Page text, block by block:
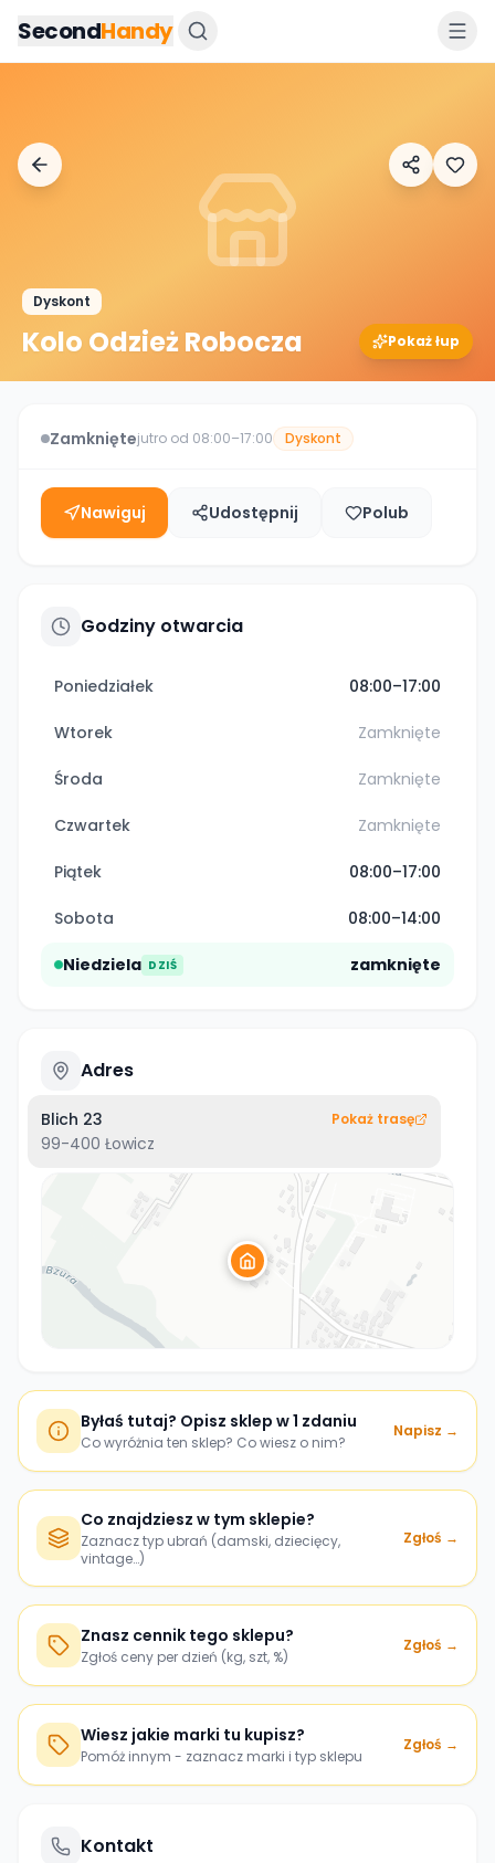
SecondHandy
Dyskont
Kolo Odzież Robocza Pokaż łup
Zamkniętejutro od 08:00–17:00 Dyskont
Nawiguj Udostępnij Polub
Godziny otwarcia
Poniedziałek 08:00–17:00
Wtorek Zamknięte
Środa Zamknięte
Czwartek Zamknięte
Piątek 08:00–17:00
Sobota 08:00–14:00
Niedziela DZIŚ zamknięte
Adres
Blich 23
99-400 Łowicz
Pokaż trasę
Byłaś tutaj? Opisz sklep w 1 zdaniu
Co wyróżnia ten sklep? Co wiesz o nim?
Napisz →
Co znajdziesz w tym sklepie?
Zaznacz typ ubrań (damski, dziecięcy,
vintage…)
Zgłoś →
Znasz cennik tego sklepu?
Zgłoś ceny per dzień (kg, szt, %)
Zgłoś →
Wiesz jakie marki tu kupisz?
Pomóż innym - zaznacz marki i typ sklepu
Zgłoś →
Kontakt